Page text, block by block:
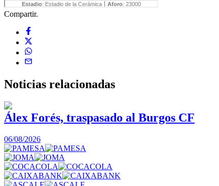
Compartir.
Noticias relacionadas
Álex Forés, traspasado al Burgos CF
06/08/2026